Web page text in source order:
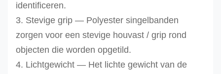
identificeren.
3. Stevige grip — Polyester singelbanden
zorgen voor een stevige houvast / grip rond
objecten die worden opgetild.
4. Lichtgewicht — Het lichte gewicht van de